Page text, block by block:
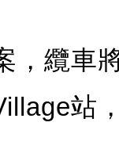
，纜車
站